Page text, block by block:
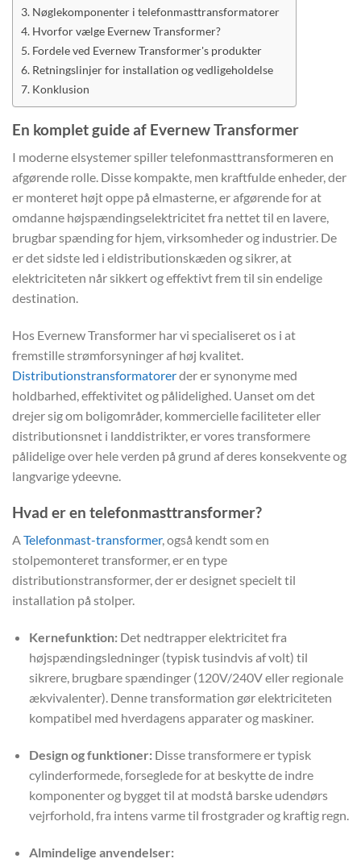
Nøglekomponenter i telefonmasttransformatorer
Hvorfor vælge Evernew Transformer?
Fordele ved Evernew Transformer's produkter
Retningslinjer for installation og vedligeholdelse
Konklusion
En komplet guide af Evernew Transformer
I moderne elsystemer spiller telefonmasttransformeren en
afgørende rolle. Disse kompakte, men kraftfulde enheder, der
er monteret højt oppe på elmasterne, er afgørende for at
omdanne højspændingselektricitet fra nettet til en lavere,
brugbar spænding for hjem, virksomheder og industrier. De
er det sidste led i eldistributionskæden og sikrer, at
elektriciteten når sikkert og effektivt frem til sin endelige
destination.
Hos Evernew Transformer har vi specialiseret os i at
fremstille strømforsyninger af høj kvalitet.
Distributionstransformatorerder er synonyme med
holdbarhed, effektivitet og pålidelighed. Uanset om det
drejer sig om boligområder, kommercielle faciliteter eller
distributionsnet i landdistrikter, er vores transformere
pålidelige over hele verden på grund af deres konsekvente og
langvarige ydeevne.
Hvad er en telefonmasttransformer?
ATelefonmast-transformer, også kendt som en
stolpemonteret transformer, er en type
distributionstransformer, der er designet specielt til
installation på stolper.
Kernefunktion:Det nedtrapper elektricitet fra
højspændingsledninger (typisk tusindvis af volt) til
sikrere, brugbare spændinger (120V/240V eller regionale
ækvivalenter). Denne transformation gør elektriciteten
kompatibel med hverdagens apparater og maskiner.
Design og funktioner:Disse transformere er typisk
cylinderformede, forseglede for at beskytte de indre
komponenter og bygget til at modstå barske udendørs
vejrforhold, fra intens varme til frostgrader og kraftig regn.
Almindelige anvendelser: